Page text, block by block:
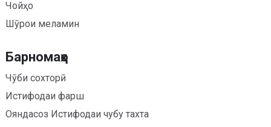
Чойҳо
Шӯрои меламин
Барномаҳо
Чӯби сохторӣ
Истифодаи фарш
Ояндасоз Истифодаи чубу тахта